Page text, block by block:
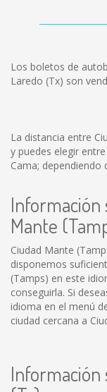
Los boletos de
Laredo (Tx) son
La distancia entre
y puedes elegir
Cama; dependiendo
Información
Mante
Ciudad Mante
disponemos
(Tamps) en este
conseguirla. Si
idioma en el menú
ciudad cercana a
Información